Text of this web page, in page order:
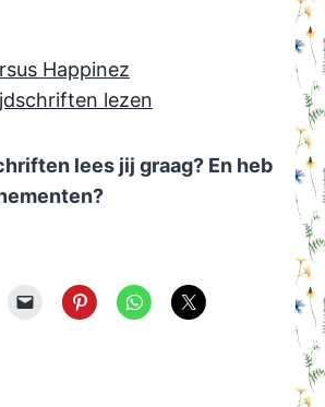
Happinez
lezen
lees jij graag? En heb